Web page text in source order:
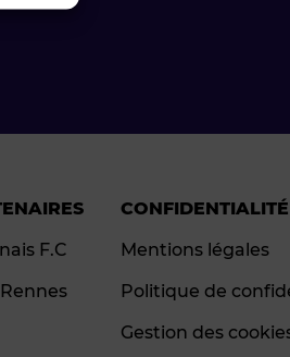
F.C
CONFIDENTIALITÉ
Mentions légales
Politique de
Gestion des